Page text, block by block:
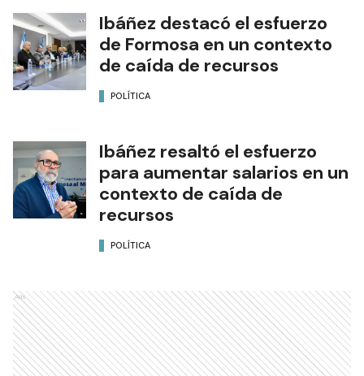
Ibáñez destacó el esfuerzo
de Formosa en un contexto
de caída de recursos
POLÍTICA
Ibáñez resaltó el esfuerzo
para aumentar salarios en un
contexto de caída de
recursos
POLÍTICA
Ads